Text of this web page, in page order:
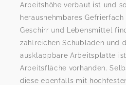
Arbeitshöhe verbaut ist und
herausnehmbares
Geschirr und Lebensmittel
zahlreichen Schubladen und
ausklappbare Arbeitsplatte
Arbeitsfläche vorhanden.
diese ebenfalls mit